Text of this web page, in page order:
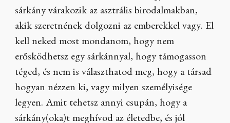
sárkány várakozik az asztrális birodalmakban,
akik szeretnének dolgozni az emberekkel vagy. El
kell neked most mondanom, hogy nem
erősködhetsz egy sárkánnyal, hogy támogasson
téged, és nem is választhatod meg, hogy a társad
hogyan nézzen ki, vagy milyen személyisége
legyen. Amit tehetsz annyi csupán, hogy a
sárkány(oka)t meghívod az életedbe, és jól